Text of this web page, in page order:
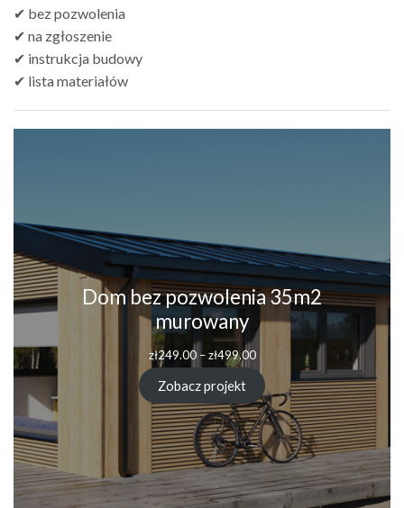
✔ bez pozwolenia
✔ na zgłoszenie
✔ instrukcja budowy
✔ lista materiałów
Dom bez pozwolenia 35m2
murowany
zł249.00 – zł499.00Zakres
od
zł249.00
do
zł499.00
Zobacz projekt